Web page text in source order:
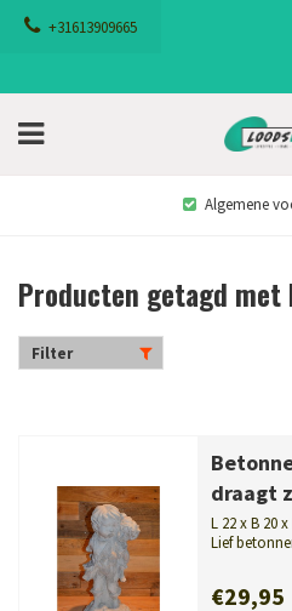
+31613909665
Algemene
Producten getagd
Filter
draagt
L 22 x B 20
Lief
€29,95